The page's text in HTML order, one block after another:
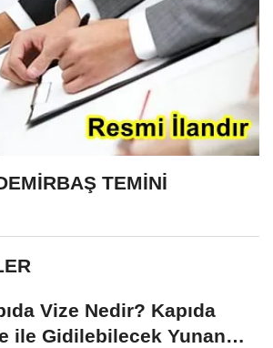
TEMİNİ
Vize Nedir? Kapıda
ile Gidilebilecek Yunan